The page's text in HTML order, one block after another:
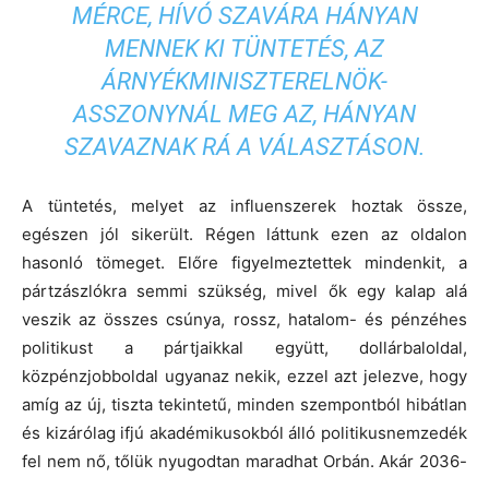
MÉRCE, HÍVÓ SZAVÁRA HÁNYAN
MENNEK KI TÜNTETÉS, AZ
ÁRNYÉKMINISZTERELNÖK-
ASSZONYNÁL MEG AZ, HÁNYAN
SZAVAZNAK RÁ A VÁLASZTÁSON.
A tüntetés, melyet az influenszerek hoztak össze,
egészen jól sikerült. Régen láttunk ezen az oldalon
hasonló tömeget. Előre figyelmeztettek mindenkit, a
pártzászlókra semmi szükség, mivel ők egy kalap alá
veszik az összes csúnya, rossz, hatalom- és pénzéhes
politikust a pártjaikkal együtt, dollárbaloldal,
közpénzjobboldal ugyanaz nekik, ezzel azt jelezve, hogy
amíg az új, tiszta tekintetű, minden szempontból hibátlan
és kizárólag ifjú akadémikusokból álló politikusnemzedék
fel nem nő, tőlük nyugodtan maradhat Orbán. Akár 2036-